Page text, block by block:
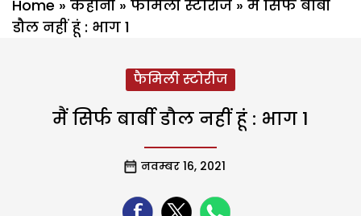
Home » कहानी » फैमिली स्टोरीज » मैं सिर्फ बार्बी
डौल नहीं हूं : भाग 1
फैमिली स्टोरीज
मैं सिर्फ बार्बी डौल नहीं हूं : भाग 1
नवम्बर 16, 2021